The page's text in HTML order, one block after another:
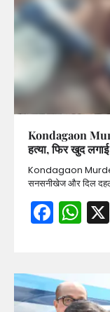
Kondagaon
हत्या, फिर खुद
Kondagaon
सनसनीखेज और दिल